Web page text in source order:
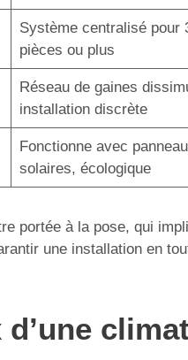
Système centralisé pour
pièces ou plus
Réseau de gaines
installation discrète
Fonctionne avec
solaires, écologique
portée à la pose, qui
une installation en